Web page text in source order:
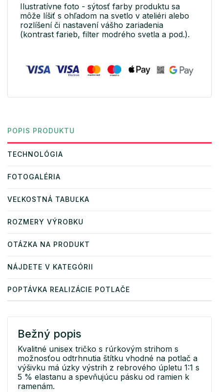
Ilustratívne foto - sýtosť farby produktu sa
môže líšiť s ohľadom na svetlo v ateliéri alebo
rozlíšení či nastavení vášho zariadenia
(kontrast farieb, filter modrého svetla a pod.).
POPIS PRODUKTU
TECHNOLÓGIA
FOTOGALÉRIA
VEĽKOSTNÁ TABUĽKA
ROZMERY VÝROBKU
OTÁZKA NA PRODUKT
NÁJDETE V KATEGÓRII
POPTÁVKA REALIZÁCIE POTLAČE
Bežný popis
Kvalitné unisex tričko s rúrkovým strihom s
možnosťou odtrhnutia štítku vhodné na potlač a
výšivku má úzky výstrih z rebrového úpletu 1:1 s
5 % elastanu a spevňujúcu pásku od ramien k
ramenám.